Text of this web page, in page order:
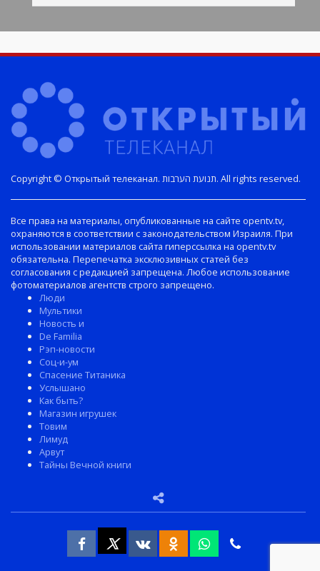
Copyright © Открытый телеканал. תנועת הערבות. All rights reserved.
Все права на материалы, опубликованные на сайте opentv.tv,
охраняются в соответствии с законодательством Израиля. При
использовании материалов сайта гиперссылка на opentv.tv
обязательна. Перепечатка эксклюзивных статей без
согласования с редакцией запрещена. Любое использование
фотоматериалов агентств строго запрещено.
Люди
Мультики
Новость и
De Familia
Рэп-новости
Соц-и-ум
Спасение Титаника
Услышано
Как быть?
Магазин игрушек
Товим
Лимуд
Арвут
Тайны Вечной книги